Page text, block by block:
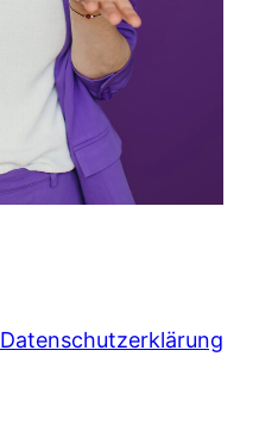
Datenschutzerklärung